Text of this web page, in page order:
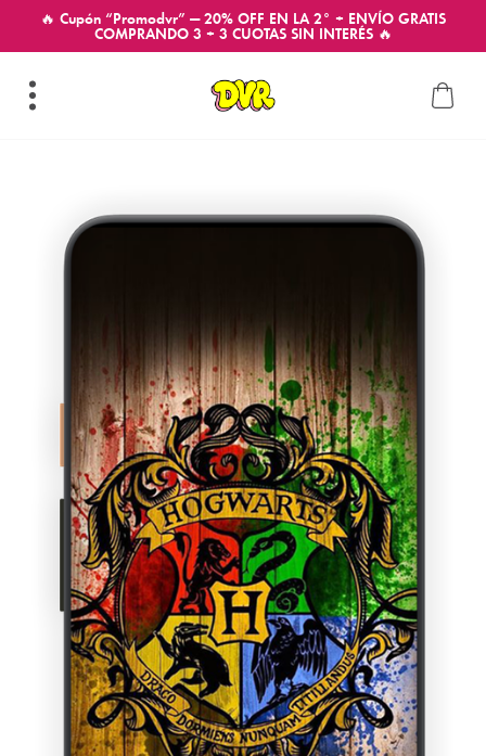
🔥 Cupón “Promodvr” — 20% OFF EN LA 2° + ENVÍO GRATIS
COMPRANDO 3 + 3 CUOTAS SIN INTERÉS 🔥